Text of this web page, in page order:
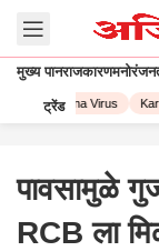
मुख्य पानराजकारणमनोरंजन
ट्रेंड
Corona Virus
पावसामुळे
RCB ला